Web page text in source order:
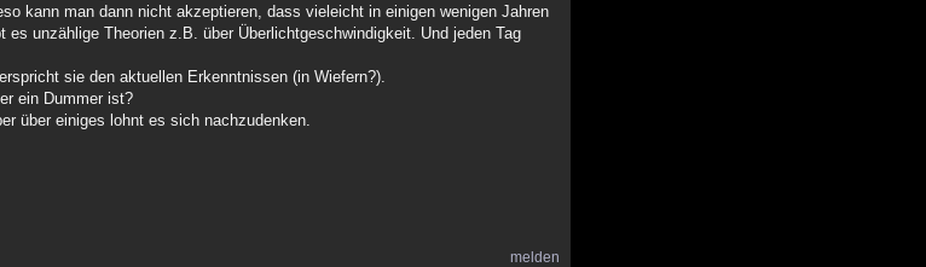
kann man dann nicht akzeptieren, dass vieleicht in einigen wenigen Jahren
unzählige Theorien z.B. über Überlichtgeschwindigkeit. Und jeden Tag
sie den aktuellen Erkenntnissen (in Wiefern?).
ein Dummer ist?
über einiges lohnt es sich nachzudenken.
melden